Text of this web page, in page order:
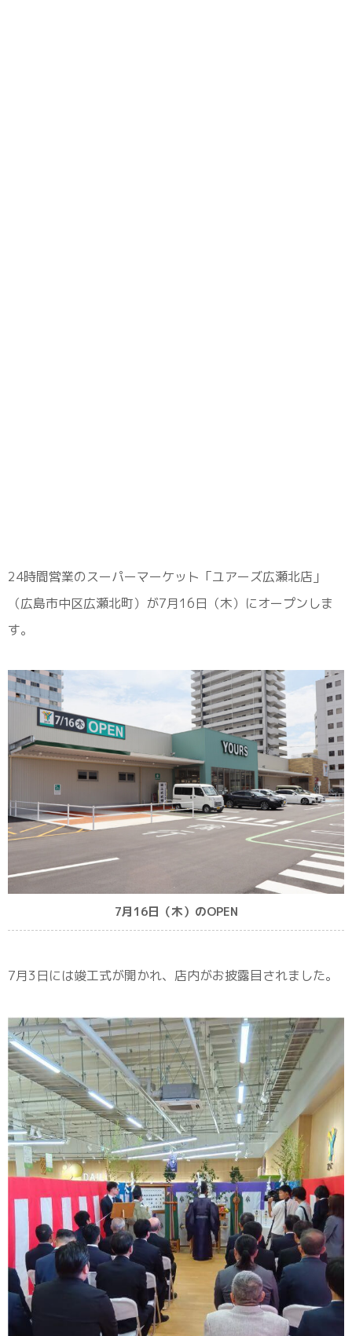
24時間営業のスーパーマーケット「ユアーズ広瀬北店」
（広島市中区広瀬北町）が7月16日（木）にオープンしま
す。
7月16日（木）のOPEN
7月3日には竣工式が開かれ、店内がお披露目されました。